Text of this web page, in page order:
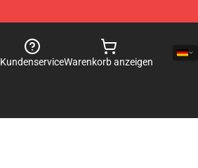
KundenserviceWarenkorb anzeigen